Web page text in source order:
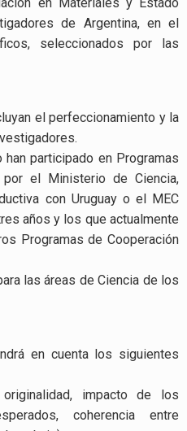
en Materiales y Estado
de Argentina, en el
seleccionados por las
el perfeccionamiento y la
participado en Programas
por el Ministerio de Ciencia,
con Uruguay o el MEC
años y los que actualmente
Programas de Cooperación
las áreas de Ciencia de los
en cuenta los siguientes
impacto de los
coherencia entre